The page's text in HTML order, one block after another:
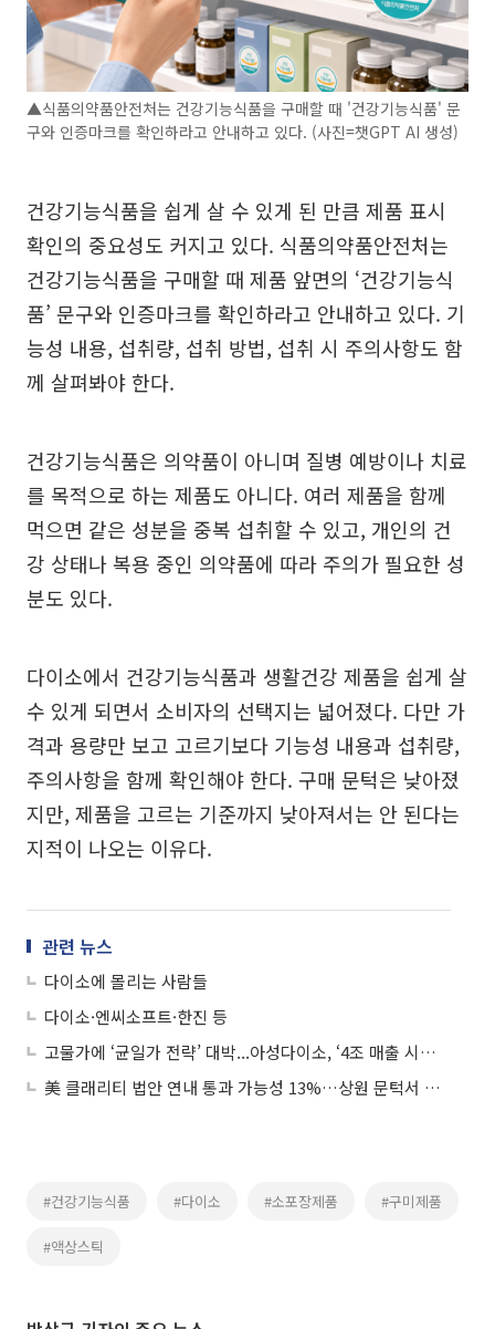
▲식품의약품안전처는 건강기능식품을 구매할 때 '건강기능식품' 문
구와 인증마크를 확인하라고 안내하고 있다. (사진=챗GPT AI 생성)
건강기능식품을 쉽게 살 수 있게 된 만큼 제품 표시
확인의 중요성도 커지고 있다. 식품의약품안전처는
건강기능식품을 구매할 때 제품 앞면의 ‘건강기능식
품’ 문구와 인증마크를 확인하라고 안내하고 있다. 기
능성 내용, 섭취량, 섭취 방법, 섭취 시 주의사항도 함
께 살펴봐야 한다.
건강기능식품은 의약품이 아니며 질병 예방이나 치료
를 목적으로 하는 제품도 아니다. 여러 제품을 함께
먹으면 같은 성분을 중복 섭취할 수 있고, 개인의 건
강 상태나 복용 중인 의약품에 따라 주의가 필요한 성
분도 있다.
다이소에서 건강기능식품과 생활건강 제품을 쉽게 살
수 있게 되면서 소비자의 선택지는 넓어졌다. 다만 가
격과 용량만 보고 고르기보다 기능성 내용과 섭취량,
주의사항을 함께 확인해야 한다. 구매 문턱은 낮아졌
지만, 제품을 고르는 기준까지 낮아져서는 안 된다는
지적이 나오는 이유다.
관련 뉴스
다이소에 몰리는 사람들
다이소·엔씨소프트·한진 등
고물가에 ‘균일가 전략’ 대박...아성다이소, ‘4조 매출 시대’ 열었다
美 클래리티 법안 연내 통과 가능성 13%…상원 문턱서 제동
#건강기능식품 #다이소 #소포장제품 #구미제품
#액상스틱